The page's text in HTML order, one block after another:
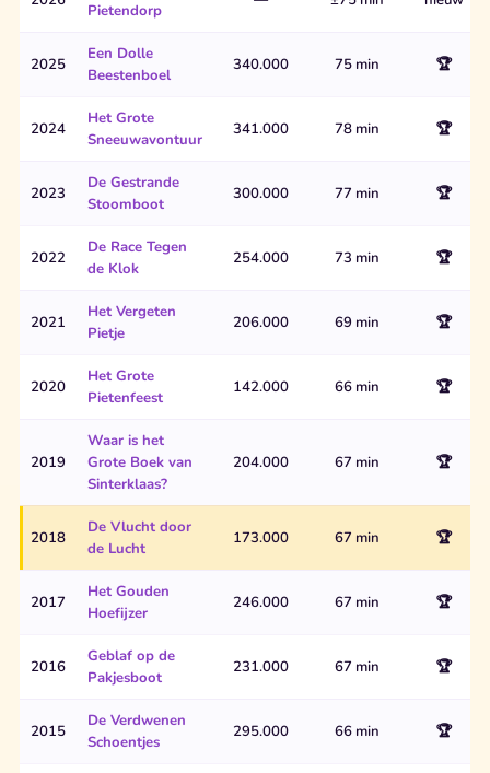
Pietendorp
2025
Een Dolle
Beestenboel
340.000 75 min 🏆
2024
Het Grote
Sneeuwavontuur
341.000 78 min 🏆
2023
De Gestrande
Stoomboot
300.000 77 min 🏆
2022
De Race Tegen
de Klok
254.000 73 min 🏆
2021
Het Vergeten
Pietje
206.000 69 min 🏆
2020
Het Grote
Pietenfeest
142.000 66 min 🏆
2019
Waar is het
Grote Boek van
Sinterklaas?
204.000 67 min 🏆
2018
De Vlucht door
de Lucht
173.000 67 min 🏆
2017
Het Gouden
Hoefijzer
246.000 67 min 🏆
2016
Geblaf op de
Pakjesboot
231.000 67 min 🏆
2015
De Verdwenen
Schoentjes
295.000 66 min 🏆